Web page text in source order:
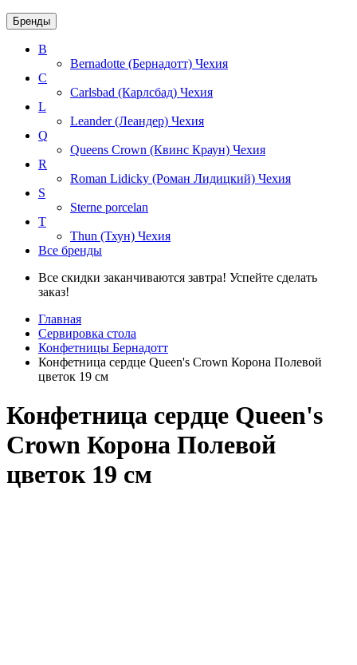
Бренды
B
Bernadotte (Бернадотт) Чехия
C
Carlsbad (Карлсбад) Чехия
L
Leander (Леандер) Чехия
Q
Queens Crown (Квинс Краун) Чехия
R
Roman Lidicky (Роман Лидицкий) Чехия
S
Sterne porcelan
T
Thun (Тхун) Чехия
Все бренды
Все скидки заканчиваются завтра! Успейте сделать
заказ!
Главная
Сервировка стола
Конфетницы Бернадотт
Конфетница сердце Queen's Crown Корона Полевой
цветок 19 см
Конфетница сердце Queen's
Crown Корона Полевой
цветок 19 см